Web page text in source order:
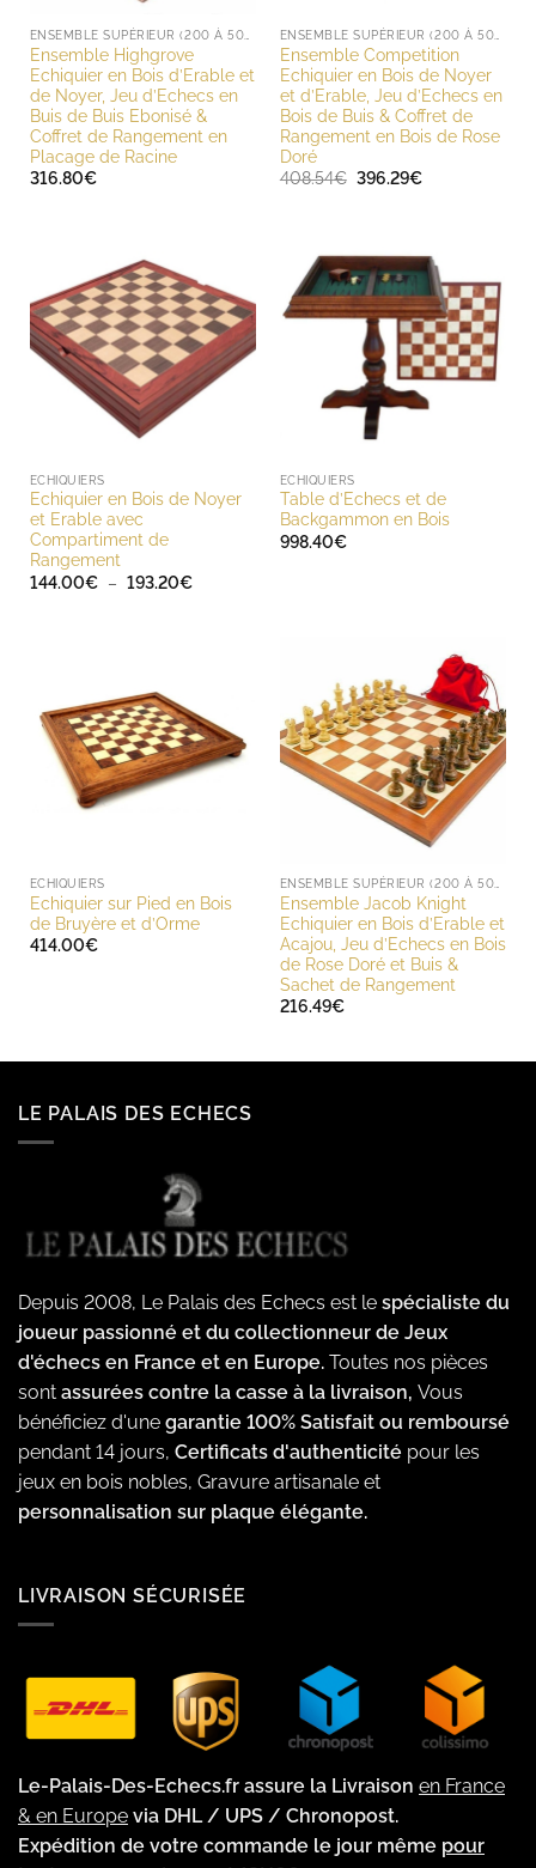
Ensemble Highgrove
Echiquier en Bois d’Erable et
de Noyer, Jeu d’Echecs en
Buis de Buis Ebonisé &
Coffret de Rangement en
Placage de Racine
316.80€
Ensemble Competition
Echiquier en Bois de Noyer
et d’Erable, Jeu d’Echecs en
Bois de Buis & Coffret de
Rangement en Bois de Rose
Doré
408.54€ Le
396.29€Le
ECHIQUIERS
Echiquier en Bois de Noyer
et Erable avec
Compartiment de
Rangement
144.00€ – 193.20€Plage
ECHIQUIERS
Table d’Echecs et de
Backgammon en Bois
998.40€
ECHIQUIERS
Echiquier sur Pied en Bois
de Bruyère et d’Orme
414.00€
Ensemble Jacob Knight
Echiquier en Bois d’Erable et
Acajou, Jeu d’Echecs en Bois
de Rose Doré et Buis &
Sachet de Rangement
216.49€
LE PALAIS DES ECHECS
Depuis 2008, Le Palais des Echecs est le spécialiste du
joueur passionné et du collectionneur de Jeux
d'échecs en France et en Europe. Toutes nos pièces
sont assurées contre la casse à la livraison, Vous
bénéficiez d'une garantie 100% Satisfait ou remboursé
pendant 14 jours, Certificats d'authenticité pour les
jeux en bois nobles, Gravure artisanale et
personnalisation sur plaque élégante.
LIVRAISON SÉCURISÉE
Le-Palais-Des-Echecs.fr assure la Livraison en France
& en Europe via DHL / UPS / Chronopost.
Expédition de votre commande le jour même pour